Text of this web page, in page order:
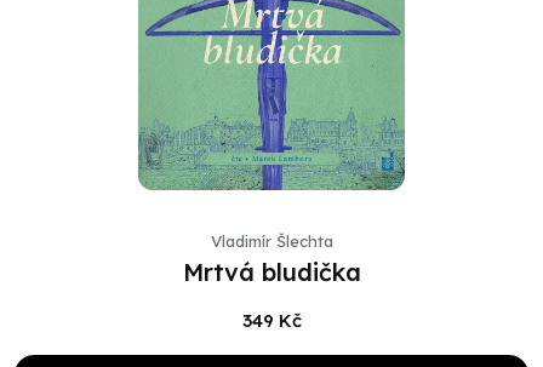
Vladimír Šlechta
Mrtvá bludička
349 Kč